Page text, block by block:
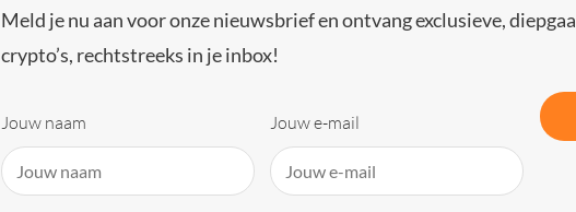
Meld je nu aan voor onze nieuwsbrief en ontvang exclusieve,
crypto’s, rechtstreeks in je inbox!
Jouw naam Jouw e-mail